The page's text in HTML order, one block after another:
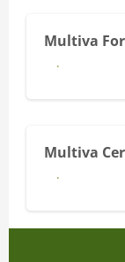
Multiva
Les mer
Multiva
Les mer